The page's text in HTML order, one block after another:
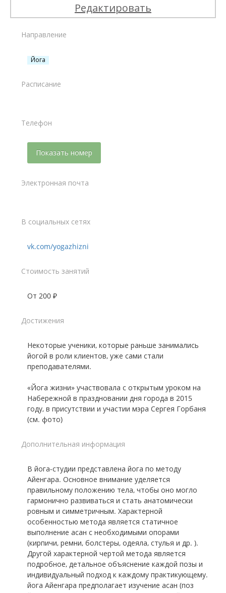
Редактировать
Направление
Йога
Расписание
Телефон
Показать номер
Электронная почта
В социальных сетях
vk.com/yogazhizni
Стоимость занятий
От 200 ₽
Достижения
Некоторые ученики, которые раньше занимались
йогой в роли клиентов, уже сами стали
преподавателями.
«Йога жизни» участвовала с открытым уроком на
Набережной в праздновании дня города в 2015
году, в присутствии и участии мэра Сергея Горбаня
(см. фото)
Дополнительная информация
В йога-студии представлена йога по методу
Айенгара. Основное внимание уделяется
правильному положению тела, чтобы оно могло
гармонично развиваться и стать анатомически
ровным и симметричным. Характерной
особенностью метода является статичное
выполнение асан с необходимыми опорами
(кирпичи, ремни, болстеры, одеяла, стулья и др. ).
Другой характерной чертой метода является
подробное, детальное объяснение каждой позы и
индивидуальный подход к каждому практикующему.
йога Айенгара предполагает изучение асан (поз